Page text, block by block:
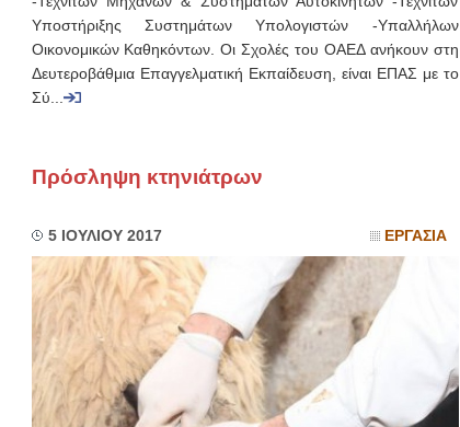
Υποστήριξης Συστημάτων Υπολογιστών -Υπαλλήλων
Οικονομικών Καθηκόντων. Οι Σχολές του ΟΑΕΔ ανήκουν στη
Δευτεροβάθμια Επαγγελματική Εκπαίδευση, είναι ΕΠΑΣ με το
Σύ...
Πρόσληψη κτηνιάτρων
5 ΙΟΥΛΙΟΥ 2017 ΕΡΓΑΣΙΑ